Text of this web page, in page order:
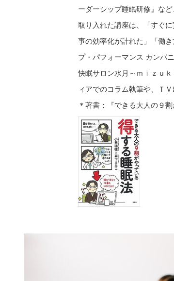
ーダーシップ睡眠研修』な
取り入れた講座は、「すぐ
事の効率化が計れた」「働
プ・パフォーマンス カンパ
快眠サロン水月～ｍｉｚ
ィアでのコラム執筆や、ＴＶ
＊著書：『できる大人の９